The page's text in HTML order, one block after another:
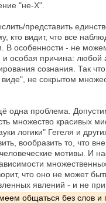
"не-X".
представить
кто видит, что все
особенности - не
особая причина: любой
сознания. Так
не сокрытом
одна проблема.
множество красивых
логики" Гегеля и
вообразить то, что
мотивы. И
что оно не может
явлений - и не
общаться без слов и